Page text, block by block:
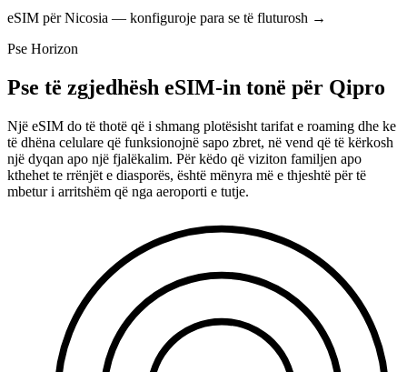
eSIM për Nicosia — konfiguroje para se të fluturosh →
Pse Horizon
Pse të zgjedhësh eSIM-in tonë për Qipro
Një eSIM do të thotë që i shmang plotësisht tarifat e roaming dhe ke
të dhëna celulare që funksionojnë sapo zbret, në vend që të kërkosh
një dyqan apo një fjalëkalim. Për këdo që viziton familjen apo
kthehet te rrënjët e diasporës, është mënyra më e thjeshtë për të
mbetur i arritshëm që nga aeroporti e tutje.